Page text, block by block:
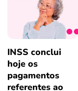
INSS conclui
hoje os
pagamentos
referentes ao